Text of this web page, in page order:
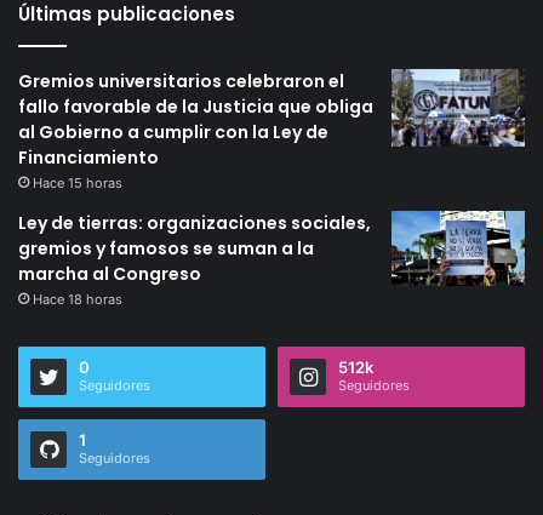
Últimas publicaciones
Gremios universitarios celebraron el
fallo favorable de la Justicia que obliga
al Gobierno a cumplir con la Ley de
Financiamiento
Hace 15 horas
Ley de tierras: organizaciones sociales,
gremios y famosos se suman a la
marcha al Congreso
Hace 18 horas
0
Seguidores
512k
Seguidores
1
Seguidores